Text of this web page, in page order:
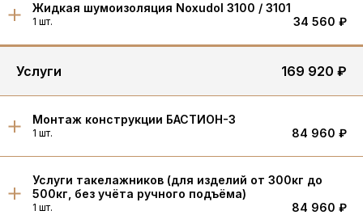
Жидкая шумоизоляция Noxudol 3100 / 3101
1 шт. 34 560 ₽
Услуги 169 920 ₽
Монтаж конструкции БАСТИОН-3
1 шт. 84 960 ₽
Услуги такелажников (для изделий от 300кг до
500кг, без учёта ручного подъёма)
1 шт. 84 960 ₽